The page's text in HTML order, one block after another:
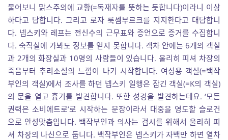
물어보니 맑스주의에 교황(=독재자를 뜻하는 듯합니다)이라니 이상
하다고 답합니다. 그리고 로자 룩셈부르크를 지지한다고 대답합니
다. 넵스키와 레프는 전신수의 근무표와 증언으로 증거를 수집합니
다. 숙직실에 가봐도 정보를 얻지 못합니다. 객차 안에는 6개의 객실
과 2개의 화장실과 10명의 사람들이 있습니다. 울리히 피셔 차장의
죽음부터 추리소설의 느낌이 나기 시작합니다. 여성용 객실(=백작
부인의 객실)에서 조사를 하던 넵스키 일행은 잠긴 객실(=K의 객실)
의 문을 열고 흉기를 발견합니다. 또한 성경을 발견하는데요. ‘모든
권력은 소비에트로’로 시작하는 문장이라서 대중을 영도할 슬로건
으로 안성맞춤입니다. 백작부인과 의사는 검시를 위해서 울리히 피
셔 차장의 나신으로 둡니다. 백작부인은 넵스키가 자백만 하면 열차